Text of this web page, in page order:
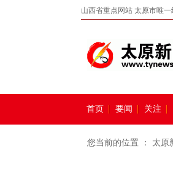
山西省重点网站 太原市唯
首页 要闻 关注
您当前的位置 ： 太原